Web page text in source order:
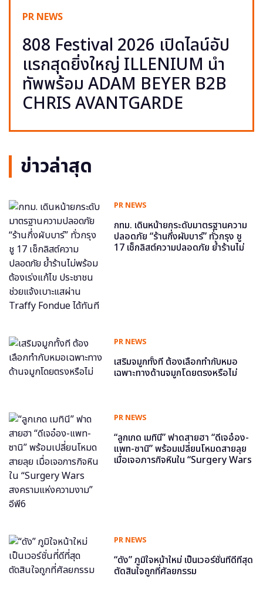
PR NEWS
808 Festival 2026 เปิดไลน์อัป
แรกสุดยิ่งใหญ่ ILLENIUM นำ
ทัพพร้อม ADAM BEYER B2B
CHRIS AVANTGARDE
ข่าวล่าสุด
PR NEWS
กทม. เดินหน้ายกระดับมาตรฐานความ
ปลอดภัย “ร้านกึ่งผับบาร์” ทั่วกรุง ชู
17 เช็กลิสต์ความปลอดภัย ย้ำร้านไม่
PR NEWS
เสริมจมูกทั้งที ต้องเลือกทำกับหมอ
เฉพาะทางด้านจมูกโดยตรงหรือไม่
PR NEWS
“ลูกเกด เมทินี” ฟาดสายฮา “ดีเจอ๋อง-
แพท-ซานิ” พร้อมเปลี่ยนโหมดสายลุย
เมื่อเจอภารกิจหินใน “Surgery Wars
PR NEWS
“ดัง” ภูมิใจหน้าใหม่ เป็นเวอร์ชั่นที่ดีที่สุด
ตัดสินใจถูกที่ศัลยกรรม